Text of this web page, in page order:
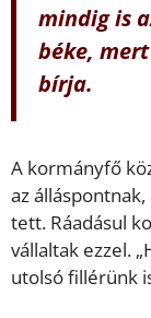
mindig is
béke,
bírja.
A kormányfő
az
tett. Ráadásul
vállaltak ezzel.
utolsó fillérünk